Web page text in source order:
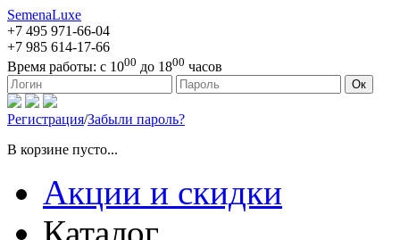
SemenaLuxe
+7 495 971-66-04
+7 985 614-17-66
Время работы: с 1000 до 1800 часов
127473, г. Москва, ул. Краснопролетарская, д. 16, стр. 1 Ок
Регистрация/Забыли пароль?
В корзине пусто...
Акции и скидки